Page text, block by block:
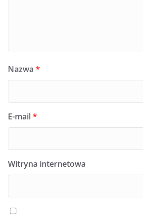
Nazwa *
E-mail*
Witryna internetowa